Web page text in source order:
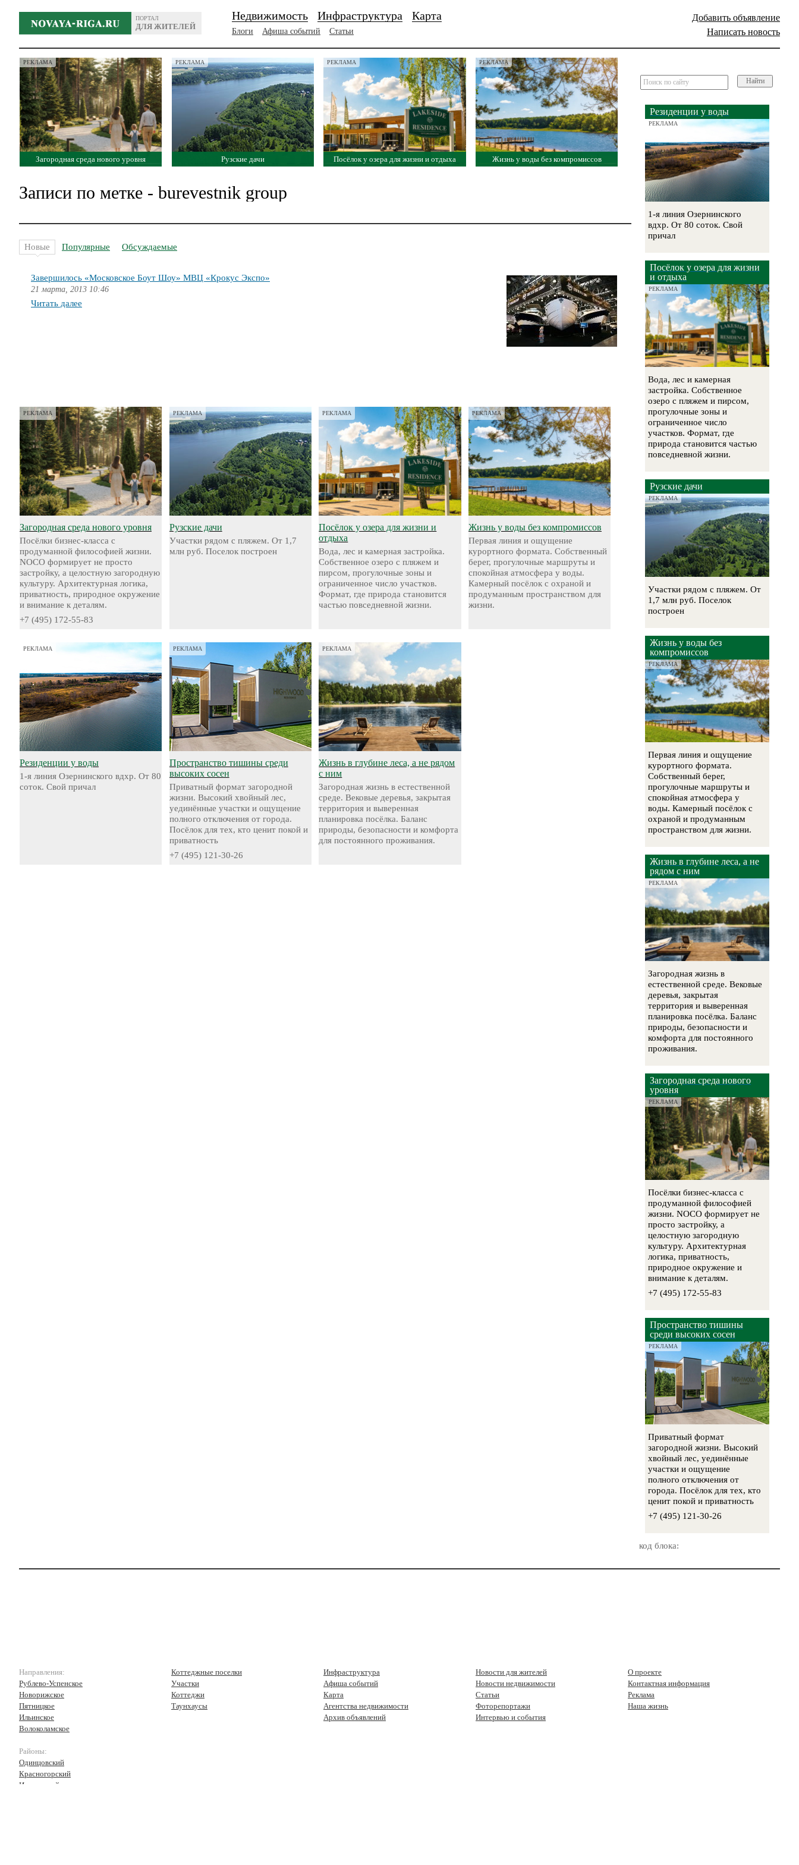
ПОРТАЛ
ДЛЯ ЖИТЕЛЕЙ
Добавить объявление
Написать новость
Недвижимость Инфраструктура Карта
Блоги Афиша событий Статьи
РЕКЛАМА
Загородная среда нового уровня
РЕКЛАМА
Рузские дачи
РЕКЛАМА
Посёлок у озера для жизни и отдыха
РЕКЛАМА
Жизнь у воды без компромиссов
Записи по метке - burevestnik group
Новые Популярные Обсуждаемые
Завершилось «Московское Боут Шоу» МВЦ «Крокус Экспо»
21 марта, 2013 10:46
Читать далее
РЕКЛАМА
Загородная среда нового уровня
Посёлки бизнес-класса с
продуманной философией жизни.
NOCO формирует не просто
застройку, а целостную загородную
культуру. Архитектурная логика,
приватность, природное окружение
и внимание к деталям.
+7 (495) 172-55-83
РЕКЛАМА
Рузские дачи
Участки рядом с пляжем. От 1,7
млн руб. Поселок построен
РЕКЛАМА
Посёлок у озера для жизни и
отдыха
Вода, лес и камерная застройка.
Собственное озеро с пляжем и
пирсом, прогулочные зоны и
ограниченное число участков.
Формат, где природа становится
частью повседневной жизни.
РЕКЛАМА
Жизнь у воды без компромиссов
Первая линия и ощущение
курортного формата. Собственный
берег, прогулочные маршруты и
спокойная атмосфера у воды.
Камерный посёлок с охраной и
продуманным пространством для
жизни.
РЕКЛАМА
Резиденции у воды
1-я линия Озернинского вдхр. От 80
соток. Свой причал
РЕКЛАМА
Пространство тишины среди
высоких сосен
Приватный формат загородной
жизни. Высокий хвойный лес,
уединённые участки и ощущение
полного отключения от города.
Посёлок для тех, кто ценит покой и
приватность
+7 (495) 121-30-26
РЕКЛАМА
Жизнь в глубине леса, а не рядом
с ним
Загородная жизнь в естественной
среде. Вековые деревья, закрытая
территория и выверенная
планировка посёлка. Баланс
природы, безопасности и комфорта
для постоянного проживания.
Найти
Резиденции у воды
РЕКЛАМА
1-я линия Озернинского
вдхр. От 80 соток. Свой
причал
Посёлок у озера для жизни
и отдыха
РЕКЛАМА
Вода, лес и камерная
застройка. Собственное
озеро с пляжем и пирсом,
прогулочные зоны и
ограниченное число
участков. Формат, где
природа становится частью
повседневной жизни.
Рузские дачи
РЕКЛАМА
Участки рядом с пляжем. От
1,7 млн руб. Поселок
построен
Жизнь у воды без
компромиссов
РЕКЛАМА
Первая линия и ощущение
курортного формата.
Собственный берег,
прогулочные маршруты и
спокойная атмосфера у
воды. Камерный посёлок с
охраной и продуманным
пространством для жизни.
Жизнь в глубине леса, а не
рядом с ним
РЕКЛАМА
Загородная жизнь в
естественной среде. Вековые
деревья, закрытая
территория и выверенная
планировка посёлка. Баланс
природы, безопасности и
комфорта для постоянного
проживания.
Загородная среда нового
уровня
РЕКЛАМА
Посёлки бизнес-класса с
продуманной философией
жизни. NOCO формирует не
просто застройку, а
целостную загородную
культуру. Архитектурная
логика, приватность,
природное окружение и
внимание к деталям.
+7 (495) 172-55-83
Пространство тишины
среди высоких сосен
РЕКЛАМА
Приватный формат
загородной жизни. Высокий
хвойный лес, уединённые
участки и ощущение
полного отключения от
города. Посёлок для тех, кто
ценит покой и приватность
+7 (495) 121-30-26
код блока:
Направления:
Рублево-Успенское
Новорижское
Пятницкое
Ильинское
Волоколамское
Районы:
Одинцовский
Красногорский
Истринский
Коттеджные поселки
Участки
Коттеджи
Таунхаусы
Инфраструктура
Афиша событий
Карта
Агентства недвижимости
Архив объявлений
Новости для жителей
Новости недвижимости
Статьи
Фоторепортажи
Интервью и события
О проекте
Контактная информация
Реклама
Наша жизнь